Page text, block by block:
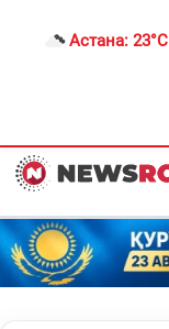
Астана: 23°C